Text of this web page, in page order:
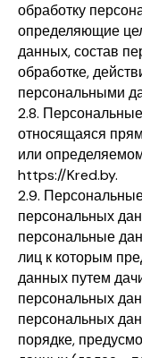
обработку
определяющие
данных, состав
обработке,
персональными
2.8.
относящаяся
или
https://Kred.by.
2.9.
персональных
персональные
лиц к которым
данных путем
персональных
персональных
порядке,